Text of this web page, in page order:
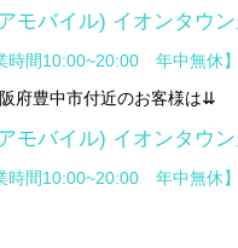
モバイル) イオンタウ
時間10:00~20:00 年中無休】
府豊中市付近のお客様は⇊
モバイル) イオンタウ
時間10:00~20:00 年中無休】